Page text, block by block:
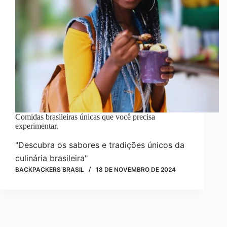
Comidas brasileiras únicas que você precisa
experimentar.
"Descubra os sabores e tradições únicos da
culinária brasileira"
BACKPACKERS BRASIL 18 DE NOVEMBRO DE 2024